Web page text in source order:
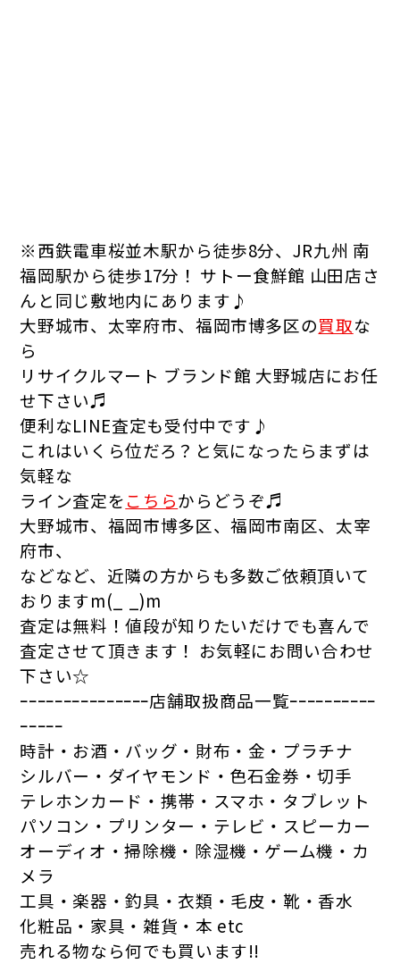
※西鉄電車桜並木駅から徒歩8分、JR九州 南
福岡駅から徒歩17分！ サトー食鮮館 山田店さ
んと同じ敷地内にあります♪
大野城市、太宰府市、福岡市博多区の買取な
ら
リサイクルマート ブランド館 大野城店にお任
せ下さい♬
便利なLINE査定も受付中です♪
これはいくら位だろ？と気になったらまずは
気軽な
ライン査定をこちらからどうぞ♬
大野城市、福岡市博多区、福岡市南区、太宰
府市、
などなど、近隣の方からも多数ご依頼頂いて
おりますm(_ _)m
査定は無料！値段が知りたいだけでも喜んで
査定させて頂きます！ お気軽にお問い合わせ
下さい☆
ｰｰｰｰｰｰｰｰｰｰｰｰｰｰｰ店舗取扱商品一覧ｰｰｰｰｰｰｰｰｰｰ
ｰｰｰｰｰ
時計・お酒・バッグ・財布・金・プラチナ
シルバー・ダイヤモンド・色石金券・切手
テレホンカード・携帯・スマホ・タブレット
パソコン・プリンター・テレビ・スピーカー
オーディオ・掃除機・除湿機・ゲーム機・カ
メラ
工具・楽器・釣具・衣類・毛皮・靴・香水
化粧品・家具・雑貨・本 etc
売れる物なら何でも買います!!